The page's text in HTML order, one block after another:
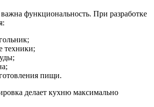
функциональность. При разработке
техники;
пищи.
делает кухню максимально